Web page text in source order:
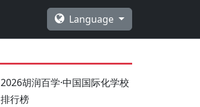
Language
2026胡润百学·中国国际化学校
排行榜